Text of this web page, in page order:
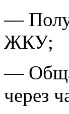
—
ЖКУ;
—
через